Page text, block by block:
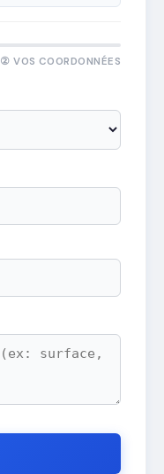
② VOS COORDONNÉES